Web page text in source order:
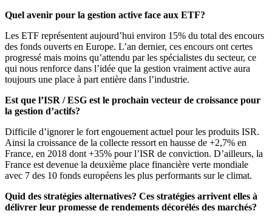
Quel avenir pour la gestion active face aux ETF?
Les ETF représentent aujourd’hui environ 15% du total des encours
des fonds ouverts en Europe. L’an dernier, ces encours ont certes
progressé mais moins qu’attendu par les spécialistes du secteur, ce
qui nous renforce dans l’idée que la gestion vraiment active aura
toujours une place à part entière dans l’industrie.
Est que l’ISR / ESG est le prochain vecteur de croissance pour
la gestion d’actifs?
Difficile d’ignorer le fort engouement actuel pour les produits ISR.
Ainsi la croissance de la collecte ressort en hausse de +2,7% en
France, en 2018 dont +35% pour l’ISR de conviction. D’ailleurs, la
France est devenue la deuxième place financière verte mondiale
avec 7 des 10 fonds européens les plus performants sur le climat.
Quid des stratégies alternatives? Ces stratégies arrivent elles à
délivrer leur promesse de rendements décorélés des marchés?